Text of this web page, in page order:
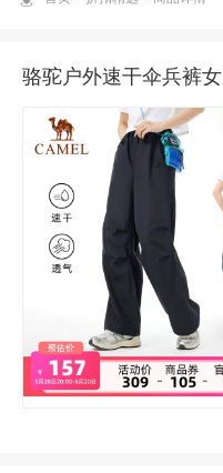
骆驼户外速干伞兵裤